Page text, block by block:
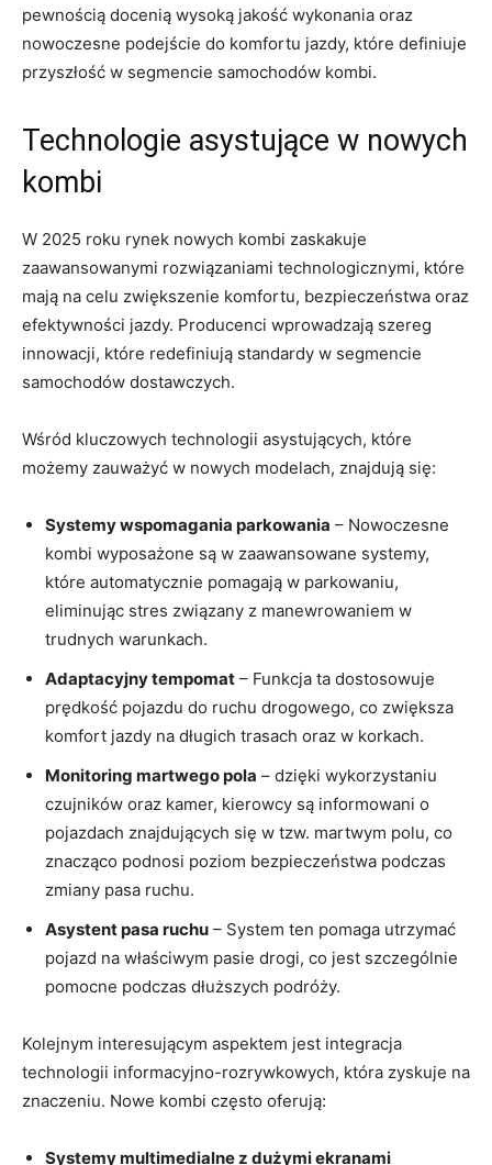
pewnością docenią wysoką jakość⁢ wykonania oraz
nowoczesne podejście do komfortu jazdy, które definiuje​
przyszłość w segmencie samochodów kombi.
Technologie asystujące w nowych
kombi
W 2025 roku ‌rynek nowych kombi zaskakuje
zaawansowanymi rozwiązaniami ‌technologicznymi, które
mają na celu zwiększenie komfortu, bezpieczeństwa⁤ oraz
efektywności jazdy. Producenci ⁢wprowadzają szereg
⁤innowacji, które redefiniują standardy ‌w segmencie
samochodów dostawczych.
Wśród kluczowych ‍technologii‍ asystujących, które‍
możemy zauważyć w⁢ nowych modelach, znajdują się:
Systemy wspomagania parkowania – Nowoczesne
kombi wyposażone są w zaawansowane systemy,⁣
które automatycznie pomagają w parkowaniu,
⁢eliminując stres związany z manewrowaniem w
trudnych warunkach.
Adaptacyjny tempomat – Funkcja ta dostosowuje
prędkość pojazdu do ruchu drogowego, co⁣ zwiększa
komfort jazdy na długich trasach oraz w korkach.
Monitoring⁤ martwego pola – dzięki wykorzystaniu
czujników oraz kamer, kierowcy ‍są informowani o
pojazdach znajdujących​ się w tzw. martwym polu, ⁣co
znacząco podnosi ‍poziom bezpieczeństwa podczas
zmiany pasa‍ ruchu.
Asystent pasa ruchu – System ten pomaga​ utrzymać
‍pojazd na ⁤właściwym pasie drogi, co jest szczególnie
pomocne podczas⁣ dłuższych podróży.
Kolejnym interesującym‌ aspektem jest integracja
technologii informacyjno-rozrywkowych, która⁣ zyskuje na​
znaczeniu. Nowe kombi często oferują:
Systemy multimedialne⁢ z dużymi‍ ekranami ​